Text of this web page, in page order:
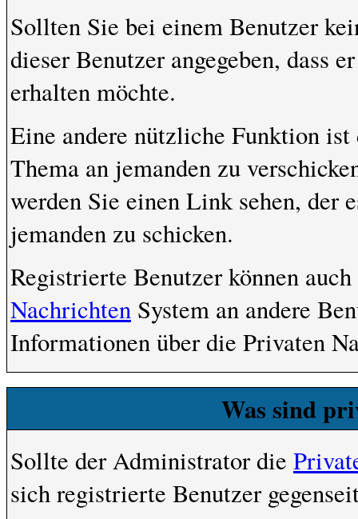
Sollten Sie bei einem Benutzer
dieser Benutzer angegeben, dass
erhalten möchte.
Eine andere nützliche Funktion
Thema an jemanden zu
werden Sie einen Link sehen, der
jemanden zu schicken.
Registrierte Benutzer können
Nachrichten System an andere
Informationen über die Privaten
Was sind
Sollte der Administrator die
sich registrierte Benutzer